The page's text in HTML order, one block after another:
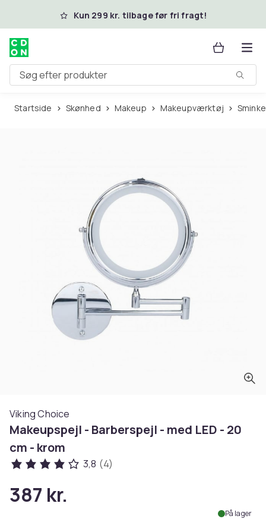
Spring til hovedindhold
Kun 299 kr. tilbage før fri fragt!
Søg efter produkter
Startside Skønhed Makeup Makeupværktøj
Viking Choice
Makeupspejl - Barberspejl - med LED - 20
cm - krom
3,8 (4)
387 kr.
På lager